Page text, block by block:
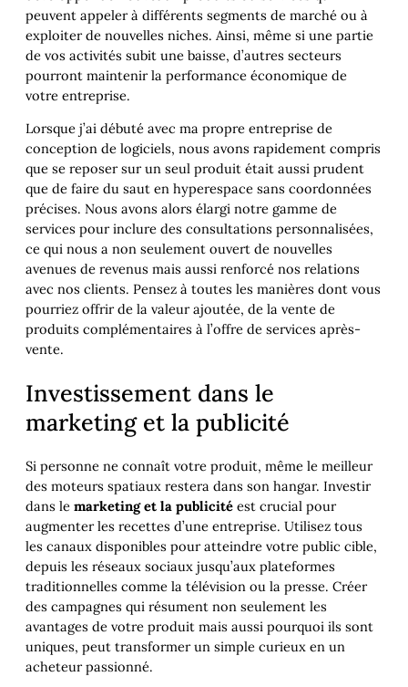
peuvent appeler à différents segments de marché ou à
exploiter de nouvelles niches. Ainsi, même si une partie
de vos activités subit une baisse, d’autres secteurs
pourront maintenir la performance économique de
votre entreprise.
Lorsque j’ai débuté avec ma propre entreprise de
conception de logiciels, nous avons rapidement compris
que se reposer sur un seul produit était aussi prudent
que de faire du saut en hyperespace sans coordonnées
précises. Nous avons alors élargi notre gamme de
services pour inclure des consultations personnalisées,
ce qui nous a non seulement ouvert de nouvelles
avenues de revenus mais aussi renforcé nos relations
avec nos clients. Pensez à toutes les manières dont vous
pourriez offrir de la valeur ajoutée, de la vente de
produits complémentaires à l’offre de services après-
vente.
Investissement dans le
marketing et la publicité
Si personne ne connaît votre produit, même le meilleur
des moteurs spatiaux restera dans son hangar. Investir
dans le marketing et la publicité est crucial pour
augmenter les recettes d’une entreprise. Utilisez tous
les canaux disponibles pour atteindre votre public cible,
depuis les réseaux sociaux jusqu’aux plateformes
traditionnelles comme la télévision ou la presse. Créer
des campagnes qui résument non seulement les
avantages de votre produit mais aussi pourquoi ils sont
uniques, peut transformer un simple curieux en un
acheteur passionné.